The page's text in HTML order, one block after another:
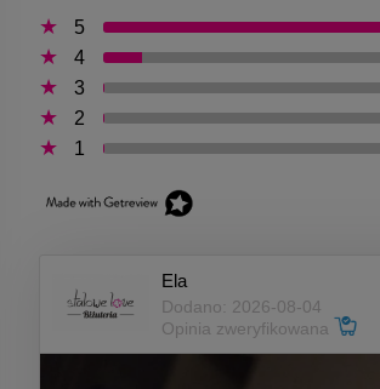
5
4
3
2
1
Ela
Dodano: 2026-08-04
Opinia zweryfikowana